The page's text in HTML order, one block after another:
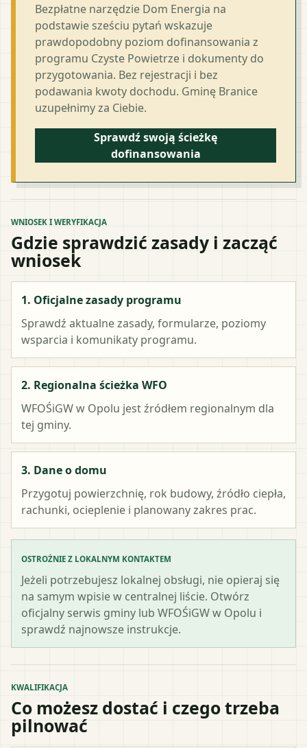
Bezpłatne narzędzie Dom Energia na
podstawie sześciu pytań wskazuje
prawdopodobny poziom dofinansowania z
programu Czyste Powietrze i dokumenty do
przygotowania. Bez rejestracji i bez
podawania kwoty dochodu. Gminę Branice
uzupełnimy za Ciebie.
Sprawdź swoją ścieżkę
dofinansowania
WNIOSEK I WERYFIKACJA
Gdzie sprawdzić zasady i zacząć
wniosek
1. Oficjalne zasady programu
Sprawdź aktualne zasady, formularze, poziomy
wsparcia i komunikaty programu.
2. Regionalna ścieżka WFO
WFOŚiGW w Opolu jest źródłem regionalnym dla
tej gminy.
3. Dane o domu
Przygotuj powierzchnię, rok budowy, źródło ciepła,
rachunki, ocieplenie i planowany zakres prac.
OSTROŻNIE Z LOKALNYM KONTAKTEM
Jeżeli potrzebujesz lokalnej obsługi, nie opieraj się
na samym wpisie w centralnej liście. Otwórz
oficjalny serwis gminy lub WFOŚiGW w Opolu i
sprawdź najnowsze instrukcje.
KWALIFIKACJA
Co możesz dostać i czego trzeba
pilnować